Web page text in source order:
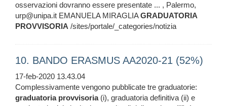
osservazioni dovranno essere presentate ... , Palermo,
urp@unipa.it EMANUELA MIRAGLIAGRADUATORIA
PROVVISORIA /sites/portale/_categories/notizia
10. BANDO ERASMUS AA2020-21 (52%)
17-feb-2020 13.43.04
Complessivamente vengono pubblicate tre graduatorie:
graduatoria provvisoria(i), graduatoria definitiva (ii) e